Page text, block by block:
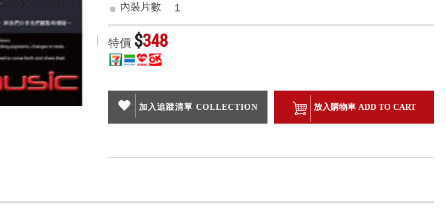
內裝片數 1
特價 $348
加入追蹤清單 COLLECTION 放入購物車 ADD TO CART